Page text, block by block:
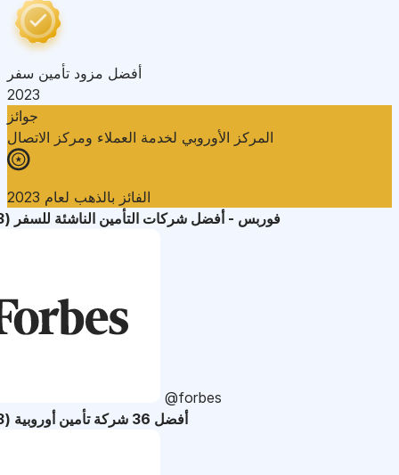
أفضل مزود تأمين سفر
2023
جوائز
المركز الأوروبي لخدمة العملاء ومركز الاتصال
الفائز بالذهب لعام 2023
فوربس - أفضل شركات التأمين الناشئة للسفر (2023)
@forbes
أفضل 36 شركة تأمين أوروبية (2023)